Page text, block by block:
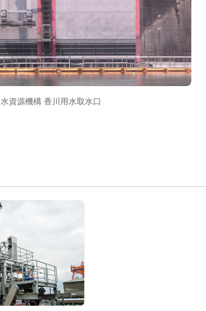
水資源機構 香川用水取水口